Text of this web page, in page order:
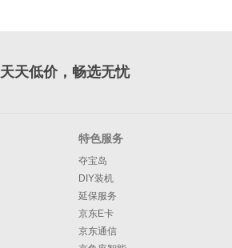
天天低价，畅选无忧
特色服务
夺宝岛
DIY装机
延保服务
京东E卡
京东通信